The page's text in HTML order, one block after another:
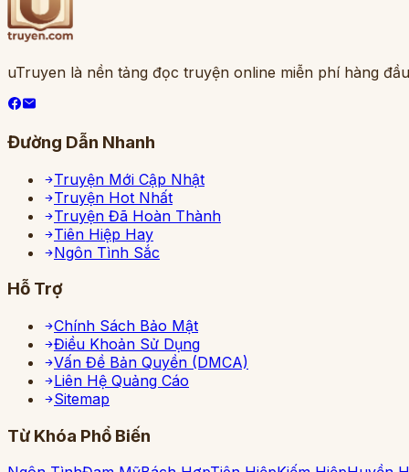
uTruyen là nền tảng đọc truyện online miễn phí hàng
Đường Dẫn Nhanh
Truyện Mới Cập Nhật
Truyện Hot Nhất
Truyện Đã Hoàn Thành
Tiên Hiệp Hay
Ngôn Tình Sắc
Hỗ Trợ
Chính Sách Bảo Mật
Điều Khoản Sử Dụng
Vấn Đề Bản Quyền (DMCA)
Liên Hệ Quảng Cáo
Sitemap
Từ Khóa Phổ Biến